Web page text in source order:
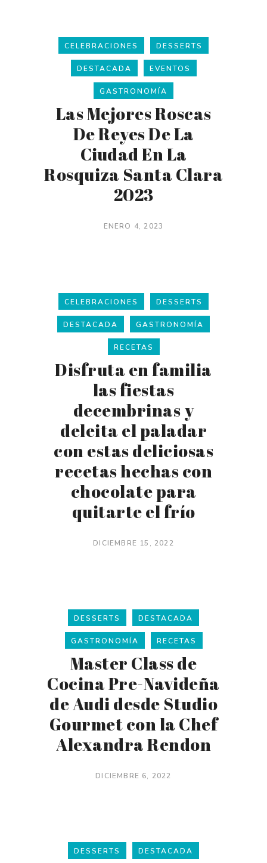
CELEBRACIONES DESSERTS
DESTACADA EVENTOS
GASTRONOMÍA
Las Mejores Roscas
De Reyes De La
Ciudad En La
Rosquiza Santa Clara
2023
ENERO 4, 2023
CELEBRACIONES DESSERTS
DESTACADA GASTRONOMÍA
RECETAS
Disfruta en familia
las fiestas
decembrinas y
deleita el paladar
con estas deliciosas
recetas hechas con
chocolate para
quitarte el frío
DICIEMBRE 15, 2022
DESSERTS DESTACADA
GASTRONOMÍA RECETAS
Master Class de
Cocina Pre-Navideña
de Audi desde Studio
Gourmet con la Chef
Alexandra Rendon
DICIEMBRE 6, 2022
DESSERTS DESTACADA